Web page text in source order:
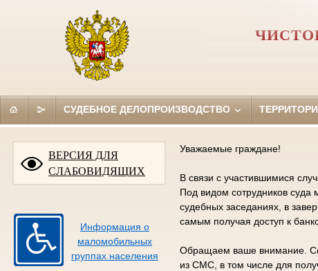
СУДЕБНОЕ ДЕЛОПРОИЗВОДСТВО
ВЕРСИЯ ДЛЯ
СЛАБОВИДЯЩИХ
Информация о
маломобильных
группах населения
Уважаемые граждане!
В связи с участившимися
Под видом сотрудников
судебных заседаниях, в
самым получая доступ к
Обращаем ваше внимание.
из СМС, в том числе для